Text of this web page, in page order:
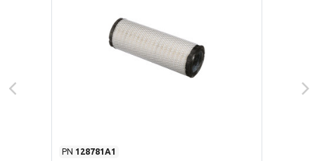
PN 128781A1